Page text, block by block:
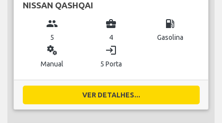
NISSAN QASHQAI
group
5
business_center
4
local_gas_station
Gasolina
miscellaneous_services
Manual
login
5 Porta
VER DETALHES...